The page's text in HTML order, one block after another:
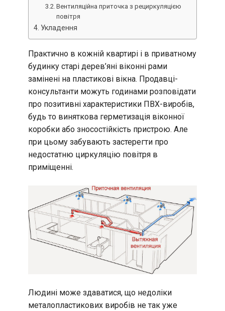
Вентиляційна приточка з рециркуляцією
повітря
Укладення
Практично в кожній квартирі і в приватному
будинку старі дерев’яні віконні рами
замінені на пластикові вікна. Продавці-
консультанти можуть годинами розповідати
про позитивні характеристики ПВХ-виробів,
будь то виняткова герметизація віконної
коробки або зносостійкість пристрою. Але
при цьому забувають застерегти про
недостатню циркуляцію повітря в
приміщенні.
Людині може здаватися, що недоліки
металопластикових виробів не так уже